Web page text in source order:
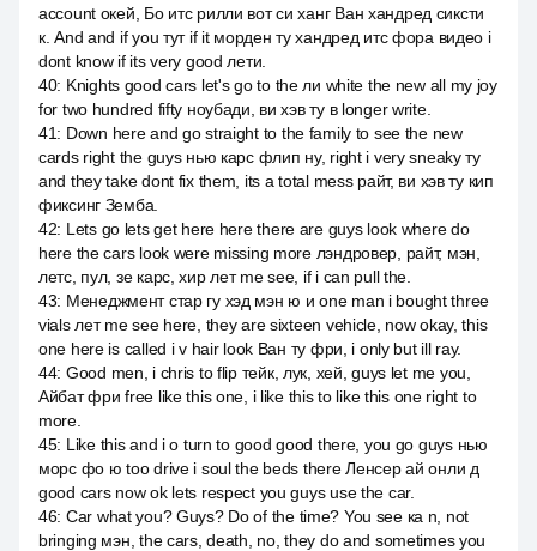
account окей, Бо итс рилли вот си ханг Ван хандред сиксти
к. And and if you тут if it морден ту хандред итс фора видео i
dont know if its very good лети.
40: Knights good cars let's go to the ли white the new all my joy
for two hundred fifty ноубади, ви хэв ту в longer write.
41: Down here and go straight to the family to see the new
cards right the guys нью карс флип ну, right i very sneaky ту
and they take dont fix them, its a total mess райт, ви хэв ту кип
фиксинг Земба.
42: Lets go lets get here here there are guys look where do
here the cars look were missing more лэндровер, райт, мэн,
летс, пул, зе карс, хир лет me see, if i can pull the.
43: Менеджмент стар гу хэд мэн ю и one man i bought three
vials лет me see here, they are sixteen vehicle, now okay, this
one here is called i v hair look Ван ту фри, i only but ill ray.
44: Good men, i chris to flip тейк, лук, хей, guys let me you,
Айбат фри free like this one, i like this to like this one right to
more.
45: Like this and i o turn to good good there, you go guys нью
морс фо ю too drive i soul the beds there Ленсер ай онли д
good cars now ok lets respect you guys use the car.
46: Car what you? Guys? Do of the time? You see ка n, not
bringing мэн, the cars, death, no, they do and sometimes you